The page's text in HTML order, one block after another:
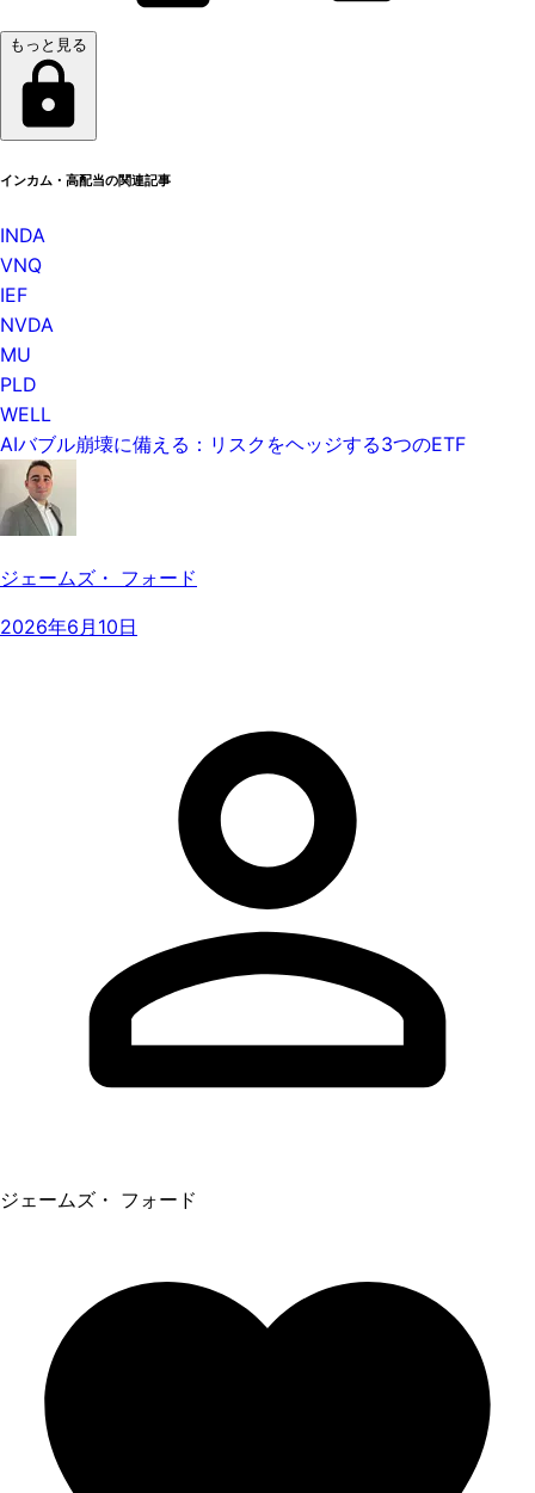
もっと見る
インカム・高配当の関連記事
INDA
VNQ
IEF
NVDA
MU
PLD
WELL
AIバブル崩壊に備える：リスクをヘッジする3つのETF
ジェームズ・ フォード
2026年6月10日
ジェームズ・ フォード